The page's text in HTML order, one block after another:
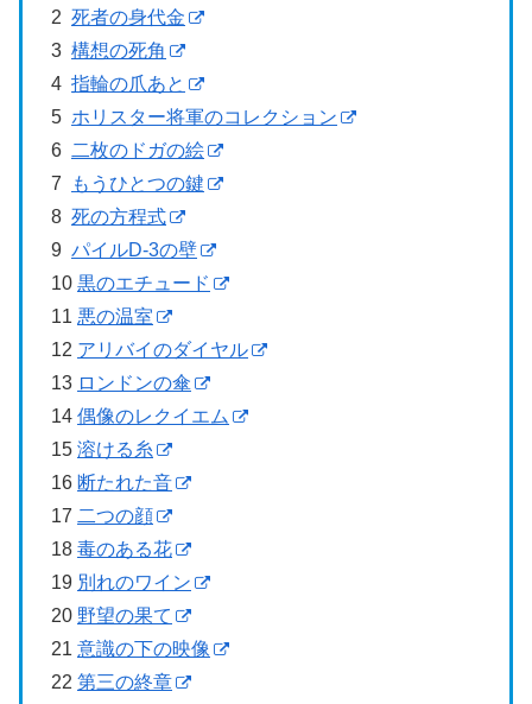
2 死者の身代金
3 構想の死角
4 指輪の爪あと
5 ホリスター将軍のコレクション
6 二枚のドガの絵
7
もうひとつの鍵
8 死の方程式
9 パイルD-3の壁
10 黒のエチュード
11 悪の温室
12 アリバイのダイヤル
13 ロンドンの傘
14 偶像のレクイエム
15 溶ける糸
16 断たれた音
17 二つの顔
18 毒のある花
19 別れのワイン
20 野望の果て
21 意識の下の映像
22 第三の終章